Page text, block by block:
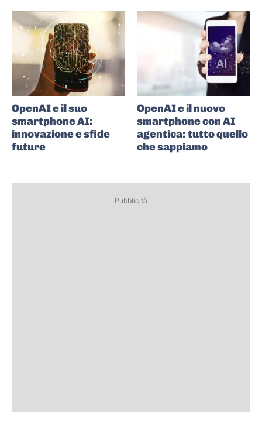
OpenAI e il suo
smartphone AI:
innovazione e sfide
future
OpenAI e il nuovo
smartphone con AI
agentica: tutto quello
che sappiamo
Pubblicità